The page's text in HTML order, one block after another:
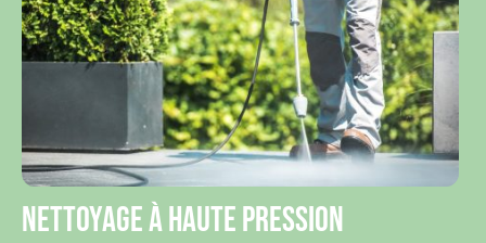
Nettoyage à haute pression